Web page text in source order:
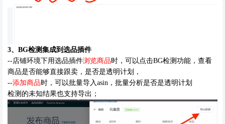
3、 BG检测集成到选品插件
--店铺环境下用选品插件浏览商品时，可以点击BG检测功能，查看
商品是否能够直接跟卖，是否是透明计划，
--添加商品时，可以批量导入asin，批量分析是否是透明计划
检测的未知结果也支持导出；